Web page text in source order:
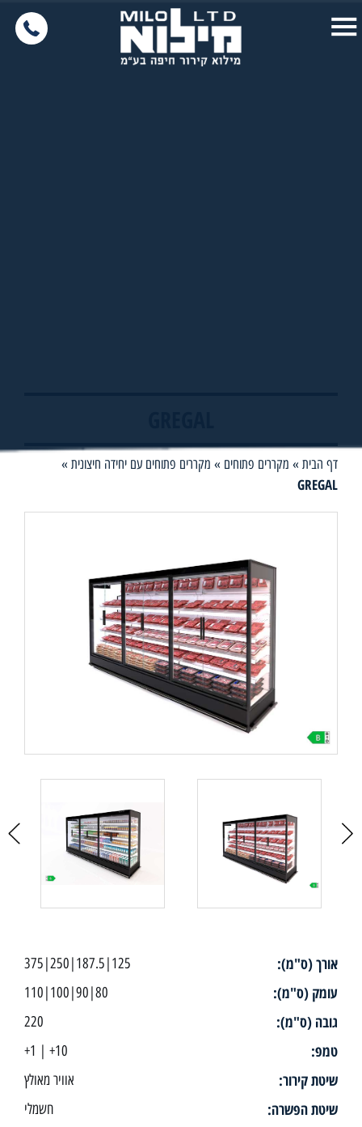
דף הבית » מקררים פתוחים » מקררים פתוחים עם יחידה חיצונית »
GREGAL
אורך (ס"מ): 125|187.5|250|375
עומק (ס"מ): 80|90|100|110
גובה (ס"מ): 220
טמפ: 10+ | 1+
שיטת קירור: אוויר מאולץ
שיטת הפשרה: חשמלי